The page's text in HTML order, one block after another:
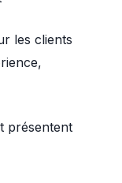
les clients
présentent